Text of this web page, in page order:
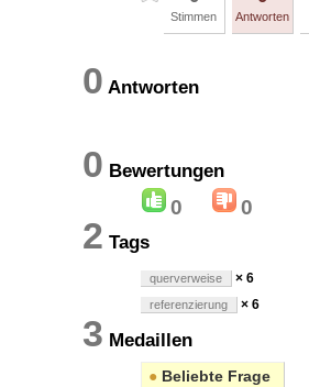
Stimmen Antworten
0 Antworten
0 Bewertungen
0 0
2 Tags
querverweise × 6
referenzierung × 6
3 Medaillen
● Beliebte Frage